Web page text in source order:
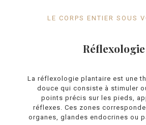
LE CORPS ENTIER SOUS
Réflexologie
La réflexologie plantaire est une
douce qui consiste à stimuler
points précis sur les pieds,
réflexes. Ces zones
organes, glandes endocrines ou